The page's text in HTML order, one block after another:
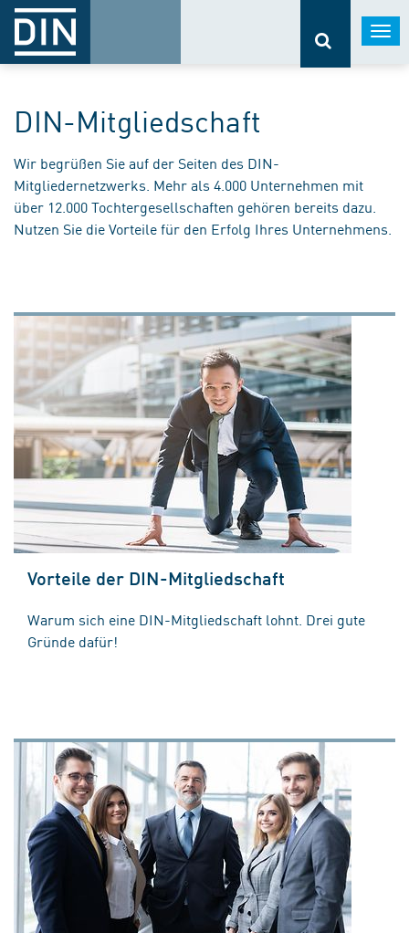
DIN-Mitgliedschaft
Wir begrüßen Sie auf der Seiten des DIN-
Mitgliedernetzwerks. Mehr als 4.000 Unternehmen mit
über 12.000 Tochtergesellschaften gehören bereits dazu.
Nutzen Sie die Vorteile für den Erfolg Ihres Unternehmens.
Vorteile der DIN-Mitgliedschaft
Warum sich eine DIN-Mitgliedschaft lohnt. Drei gute
Gründe dafür!